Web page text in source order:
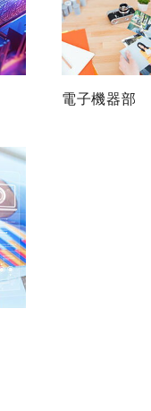
電子機器部